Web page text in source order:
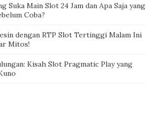
Suka Main Slot 24 Jam dan Apa Saja yang
Coba?
dengan RTP Slot Tertinggi Malam Ini
Mitos!
Kisah Slot Pragmatic Play yang